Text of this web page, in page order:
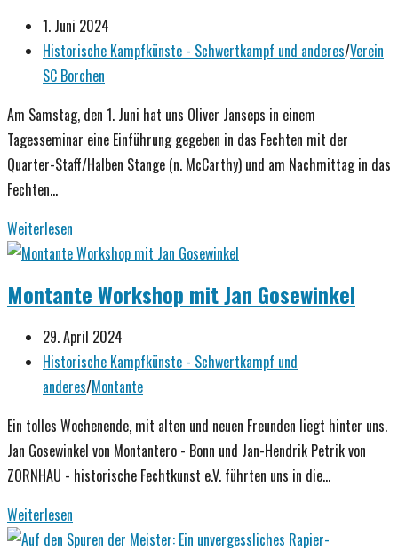
Beitrag
veröffentlicht:
1. Juni 2024
Beitrags-
Kategorie:
Historische Kampfkünste - Schwertkampf und anderes/Verein
SC Borchen
Am Samstag, den 1. Juni hat uns Oliver Janseps in einem
Tagesseminar eine Einführung gegeben in das Fechten mit der
Quarter-Staff/Halben Stange (n. McCarthy) und am Nachmittag in das
Fechten…
Weiterlesen
mit
Spazierstock,
Quarter-
Staff/
Halben
Stange
Montante Workshop mit Jan Gosewinkel
Beitrag
veröffentlicht:
29. April 2024
Beitrags-
Kategorie:
Historische Kampfkünste - Schwertkampf und
anderes/Montante
Ein tolles Wochenende, mit alten und neuen Freunden liegt hinter uns.
Jan Gosewinkel von Montantero - Bonn und Jan-Hendrik Petrik von
ZORNHAU - historische Fechtkunst e.V. führten uns in die…
Weiterlesen
Workshop